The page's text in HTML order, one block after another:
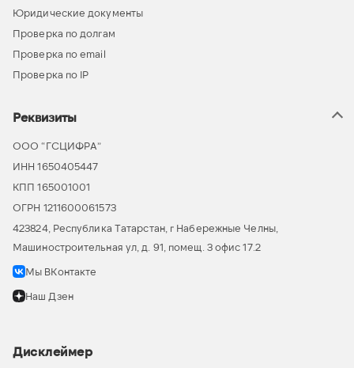
Юридические документы
Проверка по долгам
Проверка по email
Проверка по IP
Реквизиты
ООО “ГСЦИФРА”
ИНН 1650405447
КПП 165001001
ОГРН 1211600061573
423824, Республика Татарстан, г Набережные Челны,
Машиностроительная ул, д. 91, помещ. 3 офис 17.2
Мы ВКонтакте
Наш Дзен
Дисклеймер